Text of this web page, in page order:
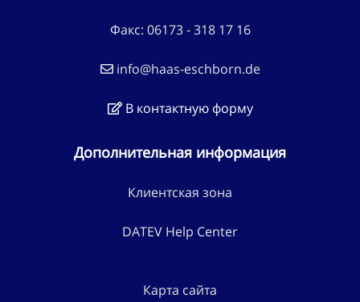
Факс: 06173 - 318 17 16
info@haas-eschborn.de
В контактную форму
Дополнительная информация
Клиентская зона
DATEV Help Center
Карта сайта